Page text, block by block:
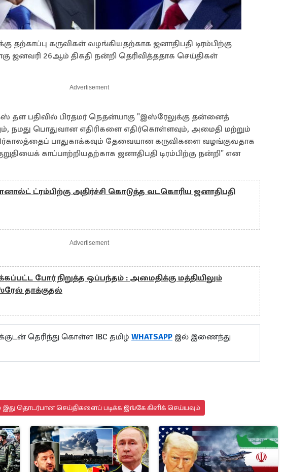
தற்காப்பு கருவிகள் வழங்கியதற்காக ஜனாதிபதி டிரம்பிற்கு
ஜனவரி 26ஆம் திகதி நன்றி தெரிவித்ததாக செய்திகள்
Advertisement
தள பதிவில் பிரதமர் நெதன்யாகு "இஸ்ரேலுக்கு தன்னைத்
நமது பொதுவான எதிரிகளை எதிர்கொள்ளவும், அமைதி மற்றும்
பாதுகாக்கவும் தேவையான கருவிகளை வழங்குவதாக
காப்பாற்றியதற்காக ஜனாதிபதி டிரம்பிற்கு நன்றி" என
ட்ரம்பிற்கு அதிர்ச்சி கொடுத்த வடகொரிய ஜனாதிபதி
Advertisement
போர் நிறுத்த ஒப்பந்தம் : அமைதிக்கு மத்தியிலும்
தாக்குதல்
தெரிந்து கொள்ள IBC தமிழ் WHATSAPP இல் இணைந்து
இது தொடர்பான செய்திகளைப் படிக்க இங்கே கிளிக் செய்யவும்